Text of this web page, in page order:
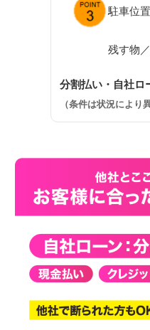
駐車位
残す物
分割払い・自社ロ
（条件は状況により